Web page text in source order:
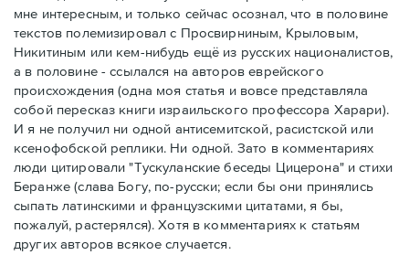
мне интересным, и только сейчас осознал, что в половине
текстов полемизировал с Просвирниным, Крыловым,
Никитиным или кем-нибудь ещё из русских националистов,
а в половине - ссылался на авторов еврейского
происхождения (одна моя статья и вовсе представляла
собой перeсказ книги израильского профессора Харари).
И я не получил ни одной антисемитской, расистской или
ксенофобской реплики. Ни одной. Зато в комментариях
люди цитировали "Тускуланские беседы Цицерона" и стихи
Беранже (cлава Богу, по-русски; eсли бы они принялись
сыпать латинскими и французскими цитатами, я бы,
пожалуй, растерялся). Хотя в комментариях к статьям
других авторов всякое случается.